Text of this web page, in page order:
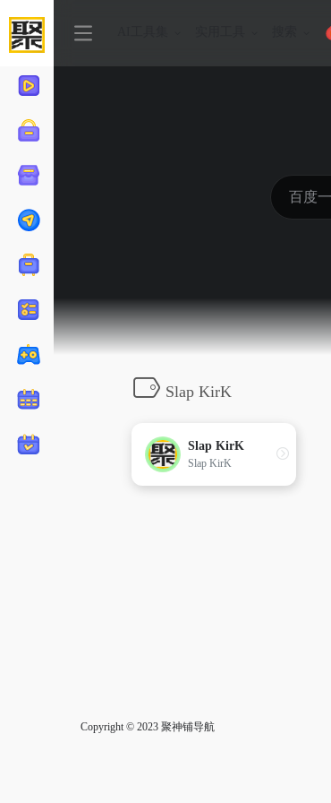
Slap KirK
Slap KirK
Slap KirK
Copyright © 2023 聚神铺导航